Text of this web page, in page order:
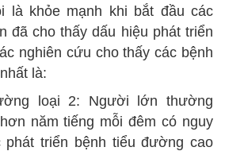
là khỏe mạnh khi bắt đầu các
đã cho thấy dấu hiệu phát triển
nghiên cứu cho thấy các bệnh
là:
loại 2: Người lớn thường
năm tiếng mỗi đêm có nguy
phát triển bệnh tiểu đường cao